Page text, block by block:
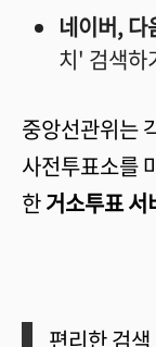
네이버, 다
치' 검색하
중앙선관위는
사전투표소를
한거소투표 서
편리한 검